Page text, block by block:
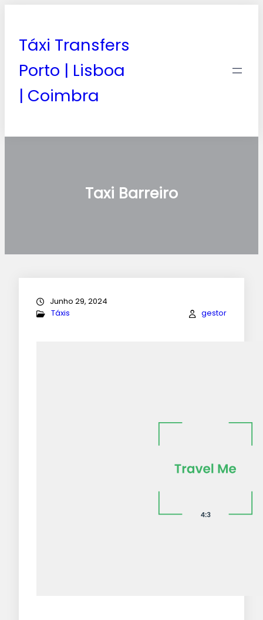
Táxi Transfers
Porto | Lisboa
| Coimbra
Taxi Barreiro
Junho 29, 2024
Táxis
gestor